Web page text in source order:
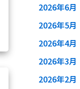
2026年6月
2026年5月
2026年4月
2026年3月
2026年2月